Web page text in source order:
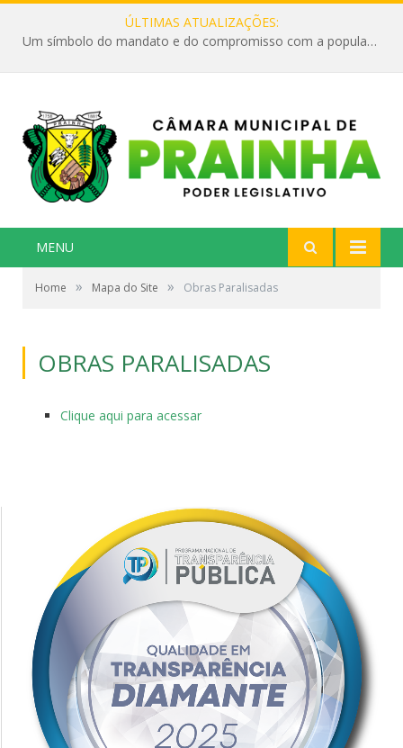
ÚLTIMAS ATUALIZAÇÕES:
Um símbolo do mandato e do compromisso com a população
MENU
Home » Mapa do Site » Obras Paralisadas
OBRAS PARALISADAS
Clique aqui para acessar